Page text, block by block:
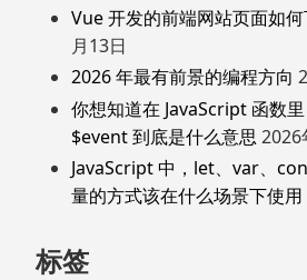
Vue 开发的前端网站页面如何
月13日
2026 年最有前景的编程方向
你想知道在 JavaScript 函数
$event 到底是什么意思 2026
JavaScript 中，let、var、
量的方式该在什么场景下使用
标签